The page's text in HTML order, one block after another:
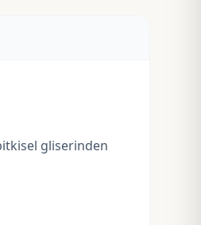
gliserinden